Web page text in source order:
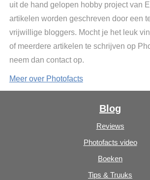
uit de hand gelopen hobby project van
artikelen worden geschreven door een
vrijwillige bloggers. Mocht je het leuk
of meerdere artikelen te schrijven op
neem dan contact op.
Meer over Photofacts
Blog
Reviews
Photofacts video
Boeken
Tips & Truuks